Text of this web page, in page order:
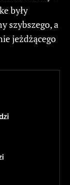
były
szybszego, a
jeżdżącego